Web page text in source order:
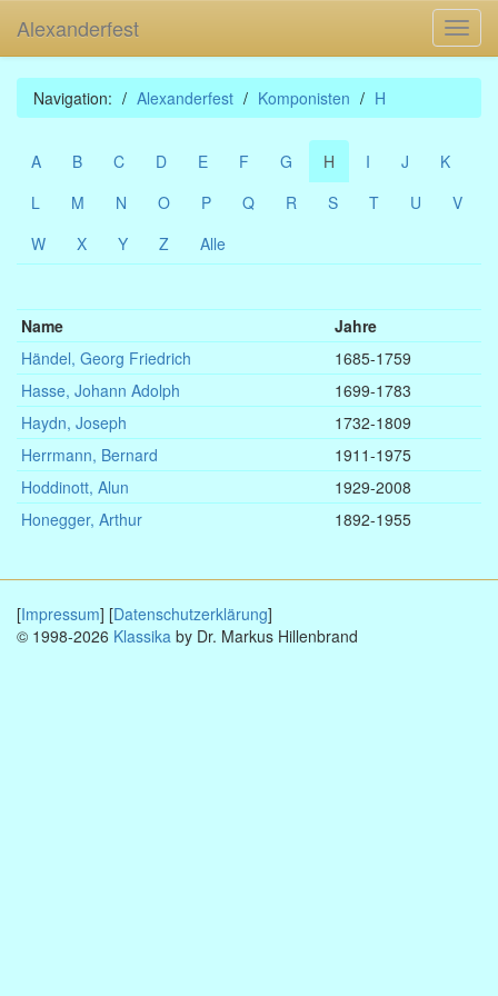
Alexanderfest
Navigation: Alexanderfest Komponisten H
A B C D E F G H I J
K
L
M N O P Q R S T U
V
W
X Y Z Alle
Name
Jahre
Händel, Georg Friedrich
1685-1759
Hasse, Johann Adolph
1699-1783
Haydn, Joseph
1732-1809
Herrmann, Bernard
1911-1975
Hoddinott, Alun
1929-2008
Honegger, Arthur
1892-1955
[Impressum] [Datenschutzerklärung]
© 1998-2026 Klassika by Dr. Markus Hillenbrand